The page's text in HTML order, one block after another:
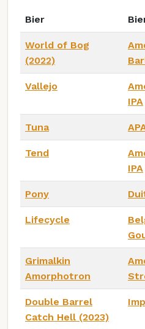
Bier
World of Bog
(2022)
Vallejo
IPA
Tuna
Tend
IPA
Pony
Lifecycle
Grimalkin
Amorphotron
Double Barrel
Catch Hell (2023)